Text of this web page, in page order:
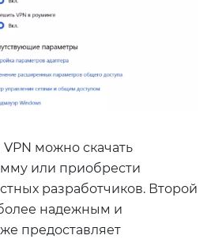
можно скачать
или приобрести
разработчиков. Второй
надежным и
предоставляет